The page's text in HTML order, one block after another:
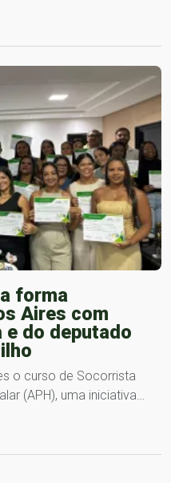
forma
Aires com
do deputado
o curso de Socorrista
(APH), uma iniciativa…